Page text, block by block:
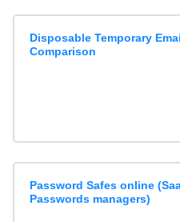
Disposable Temporary
Comparison
Password Safes online
Passwords managers)